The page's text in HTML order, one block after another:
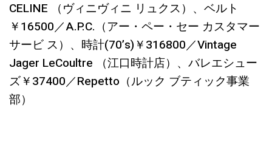
CELINE （ヴィニヴィニ リュクス）、ベルト
￥16500／A.P.C.（アー・ペー・セー カスタマー
サービ ス）、時計(70’s)￥316800／Vintage
Jager LeCoultre （江口時計店）、バレエシュー
ズ￥37400／Repetto（ルック ブティック事業
部）